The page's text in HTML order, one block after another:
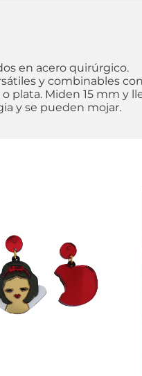
en acero quirúrgico.
y combinables con
plata. Miden 15 mm y
y se pueden mojar.